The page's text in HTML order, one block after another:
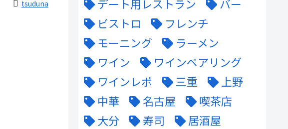
tsuduna デート用レストラン
バー
ビストロ
フレンチ
モーニング
ラーメン
ワイン
ワインペアリング
ワインレポ
三重
上野
中華
名古屋
喫茶店
大分
寿司
居酒屋